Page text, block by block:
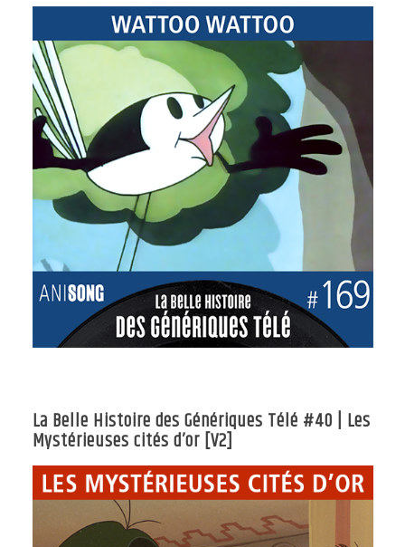
La Belle Histoire des Génériques Télé #40 | Les
Mystérieuses cités d’or [V2]